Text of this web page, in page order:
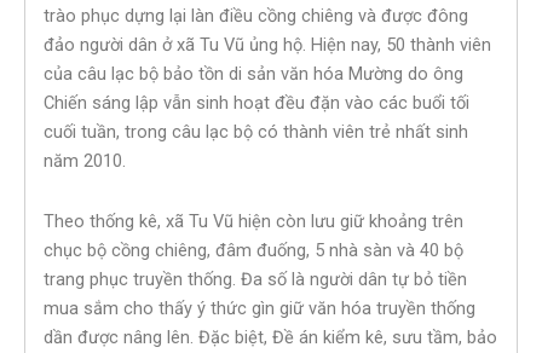
trào phục dựng lại làn điều cồng chiêng và được đông
đảo người dân ở xã Tu Vũ ủng hộ. Hiện nay, 50 thành viên
của câu lạc bộ bảo tồn di sản văn hóa Mường do ông
Chiến sáng lập vẫn sinh hoạt đều đặn vào các buổi tối
cuối tuần, trong câu lạc bộ có thành viên trẻ nhất sinh
năm 2010.
Theo thống kê, xã Tu Vũ hiện còn lưu giữ khoảng trên
chục bộ cồng chiêng, đâm đuống, 5 nhà sàn và 40 bộ
trang phục truyền thống. Đa số là người dân tự bỏ tiền
mua sắm cho thấy ý thức gìn giữ văn hóa truyền thống
dần được nâng lên. Đặc biệt, Đề án kiểm kê, sưu tầm, bảo